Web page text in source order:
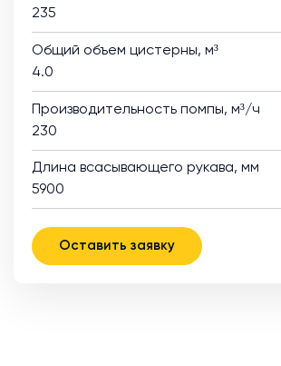
235
Общий объем цистерны, м³
4.0
Производительность помпы, м³/ч
230
Длина всасывающего рукава, мм
5900
Оставить заявку